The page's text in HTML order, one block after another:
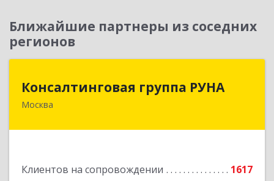
Ближайшие партнеры из соседних
регионов
Консалтинговая группа РУНА
Москва
Клиентов на сопровождении
1617
117218, Москва г, Кржижановского ул, дом №